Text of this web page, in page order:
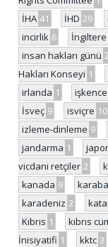
İHA 41 İHD 29
incirlik 6 İngiltere
insan hakları günü 2
Hakları Konseyi 1
irlanda 1 işkence
İsveç 9 isviçre 10
izleme-dinleme 9
jandarma 1
vicdani retçiler 2
kanada 9
karadeniz 2
Kıbrıs 1 kıbrıs
İnisiyatifi 1 kktc 3